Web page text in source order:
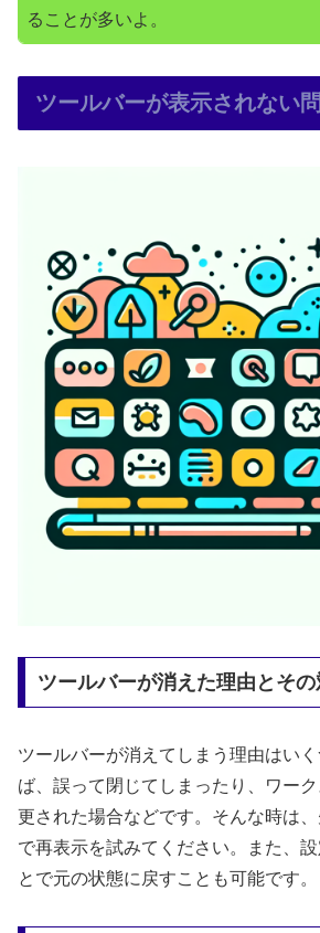
ることが多いよ。
ツールバーが表示されない
ツールバーが消えた理由とそ
ツールバーが消えてしまう理由はい
ば、誤って閉じてしまったり、ワー
更された場合などです。そんな時は
で再表示を試みてください。また、
とで元の状態に戻すことも可能です。